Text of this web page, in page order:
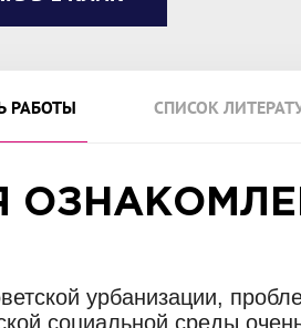
РАБОТЫ СПИСОК
урбанизации,
социальной среды